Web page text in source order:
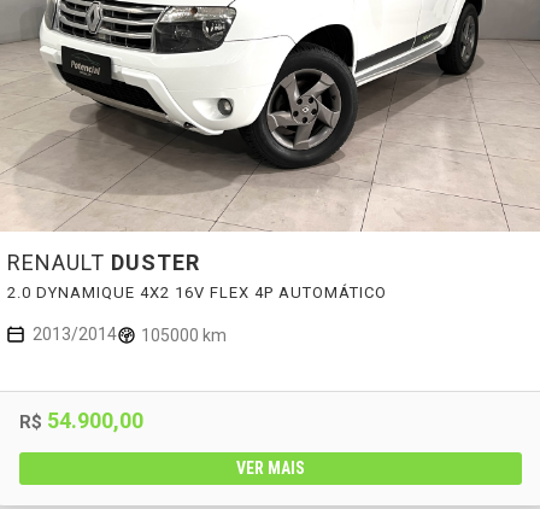
RENAULT DUSTER
2.0 DYNAMIQUE 4X2 16V FLEX 4P AUTOMÁTICO
2013/2014 105000 km
R$ 54.900,00
VER MAIS